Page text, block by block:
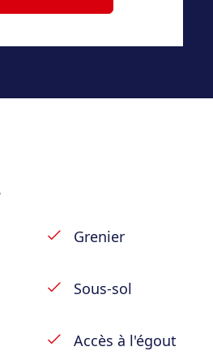
bord de Meuse, garage
Grenier
Sous-sol
Accès à l'égout